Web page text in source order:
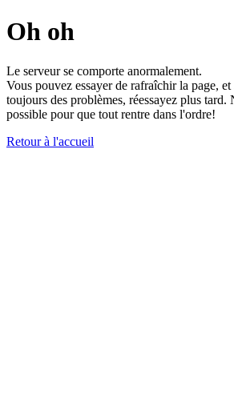
Oh oh
Le serveur se comporte anormalement.
Vous pouvez essayer de rafraîchir la page,
toujours des problèmes, réessayez plus tard.
possible pour que tout rentre dans l'ordre!
Retour à l'accueil